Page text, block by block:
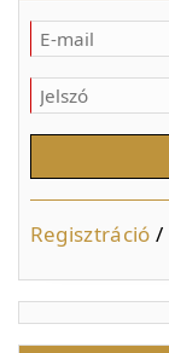
Regisztráció /